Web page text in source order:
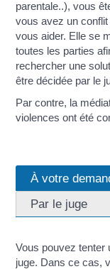
parentale..), vous
vous avez un
vous aider. Elle se
toutes les parties
rechercher une
être décidée par le
Par contre, la
violences ont été
À votre
Par le juge
Vous pouvez tenter
juge. Dans ce cas,